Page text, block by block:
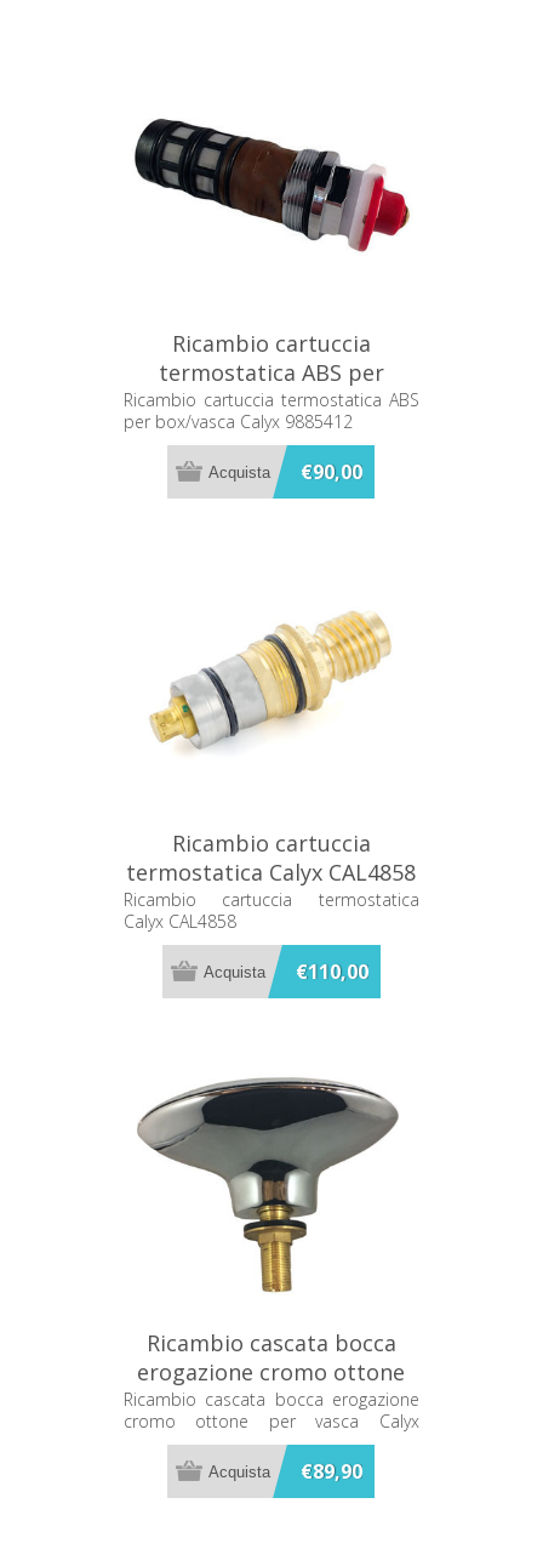
Ricambio cartuccia
termostatica ABS per
box/vasca Calyx 9885412
Ricambio cartuccia termostatica ABS
per box/vasca Calyx 9885412
€90,00
Ricambio cartuccia
termostatica Calyx CAL4858
Ricambio cartuccia termostatica
Calyx CAL4858
€110,00
Ricambio cascata bocca
erogazione cromo ottone
per vasca Calyx C4102200
Ricambio cascata bocca erogazione
cromo ottone per vasca Calyx
C4102200
€89,90